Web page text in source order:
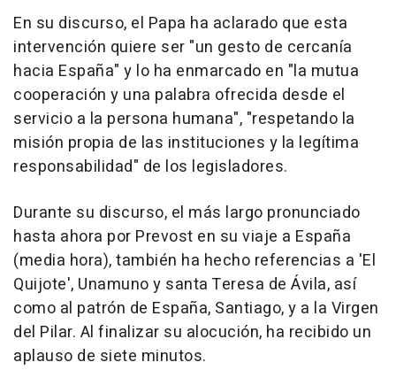
En su discurso, el Papa ha aclarado que esta
intervención quiere ser "un gesto de cercanía
hacia España" y lo ha enmarcado en "la mutua
cooperación y una palabra ofrecida desde el
servicio a la persona humana", "respetando la
misión propia de las instituciones y la legítima
responsabilidad" de los legisladores.
Durante su discurso, el más largo pronunciado
hasta ahora por Prevost en su viaje a España
(media hora), también ha hecho referencias a 'El
Quijote', Unamuno y santa Teresa de Ávila, así
como al patrón de España, Santiago, y a la Virgen
del Pilar. Al finalizar su alocución, ha recibido un
aplauso de siete minutos.